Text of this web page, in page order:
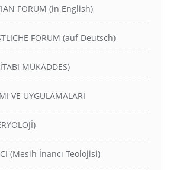
FORUM (in English)
FORUM (auf Deutsch)
MUKADDES)
VE UYGULAMALARI
(Mesih İnancı Teolojisi)